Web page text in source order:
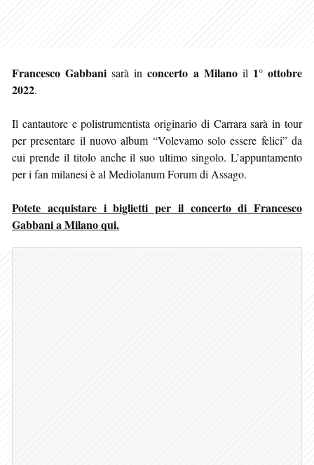
Francesco Gabbani sarà inconcerto a Milanoil 1° ottobre
2022.
Il cantautore e polistrumentista originario di Carrara sarà in tour
per presentare il nuovo album “Volevamo solo essere felici” da
cui prende il titolo anche il suo ultimo singolo. L’appuntamento
per i fan milanesi è al Mediolanum Forum di Assago.
Potete acquistare i biglietti per il concerto di Francesco
Gabbani a Milano qui.